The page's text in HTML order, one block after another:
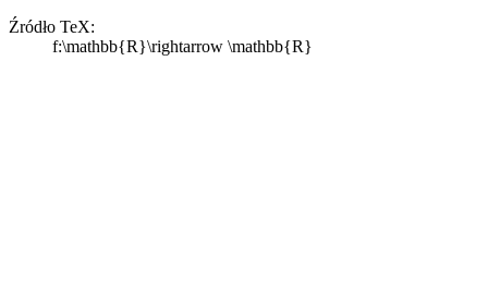
Źródło TeX:
f:\mathbb{R}\rightarrow \mathbb{R}